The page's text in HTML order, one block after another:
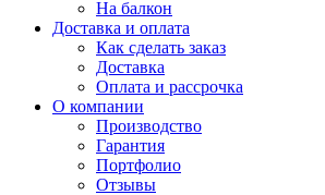
На балкон
Доставка и оплата
Как сделать заказ
Доставка
Оплата и рассрочка
О компании
Производство
Гарантия
Портфолио
Отзывы